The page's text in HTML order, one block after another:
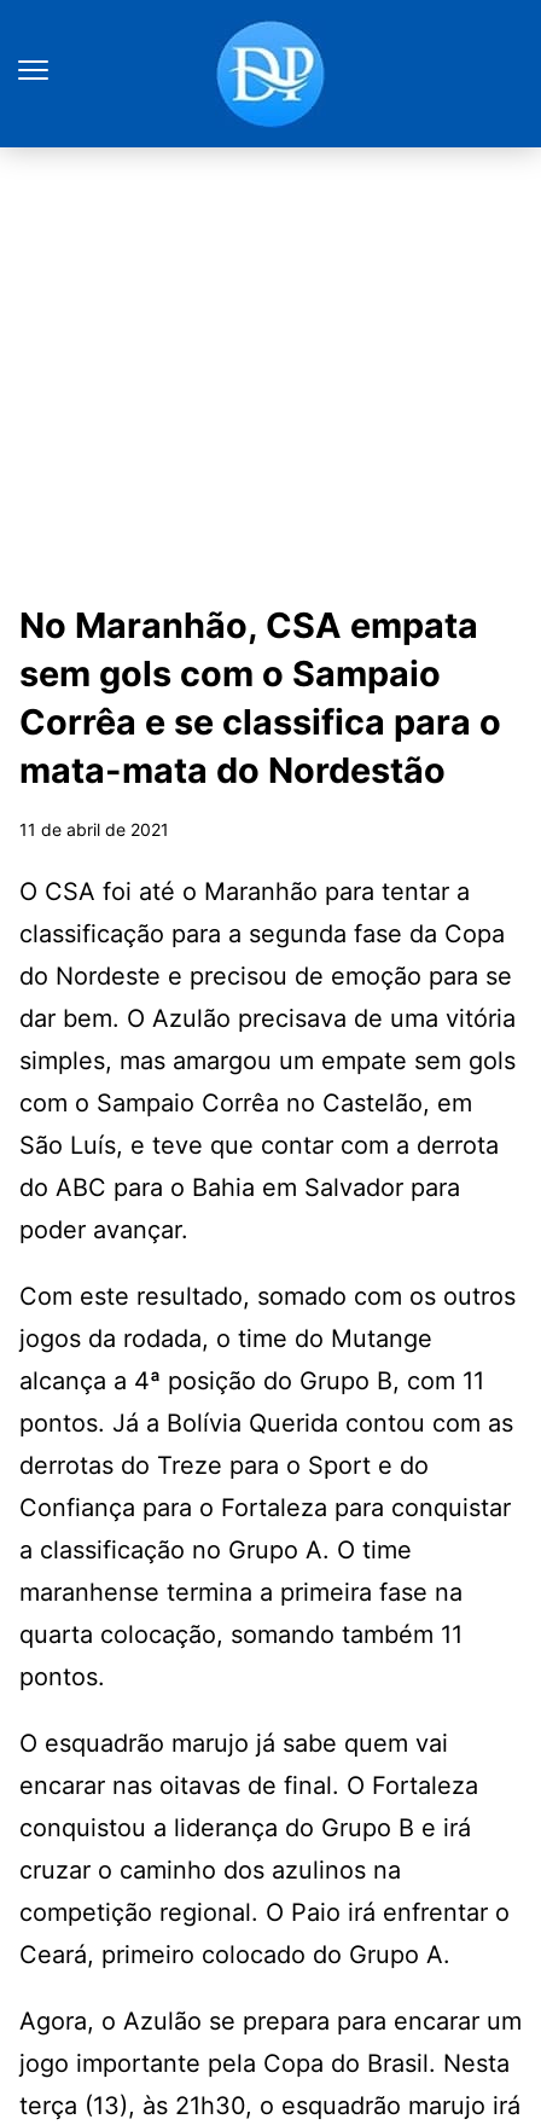
No Maranhão, CSA empata
sem gols com o Sampaio
Corrêa e se classifica para o
mata-mata do Nordestão
11 de abril de 2021
O CSA foi até o Maranhão para tentar a
classificação para a segunda fase da Copa
do Nordeste e precisou de emoção para se
dar bem. O Azulão precisava de uma vitória
simples, mas amargou um empate sem gols
com o Sampaio Corrêa no Castelão, em
São Luís, e teve que contar com a derrota
do ABC para o Bahia em Salvador para
poder avançar.
Com este resultado, somado com os outros
jogos da rodada, o time do Mutange
alcança a 4ª posição do Grupo B, com 11
pontos. Já a Bolívia Querida contou com as
derrotas do Treze para o Sport e do
Confiança para o Fortaleza para conquistar
a classificação no Grupo A. O time
maranhense termina a primeira fase na
quarta colocação, somando também 11
pontos.
O esquadrão marujo já sabe quem vai
encarar nas oitavas de final. O Fortaleza
conquistou a liderança do Grupo B e irá
cruzar o caminho dos azulinos na
competição regional. O Paio irá enfrentar o
Ceará, primeiro colocado do Grupo A.
Agora, o Azulão se prepara para encarar um
jogo importante pela Copa do Brasil. Nesta
terça (13), às 21h30, o esquadrão marujo irá